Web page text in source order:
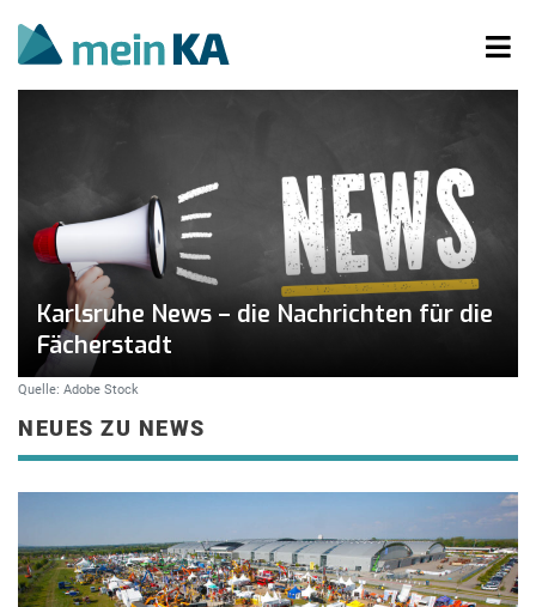
Karlsruhe News – die Nachrichten für die
Fächerstadt
Quelle: Adobe Stock
NEUES ZU NEWS